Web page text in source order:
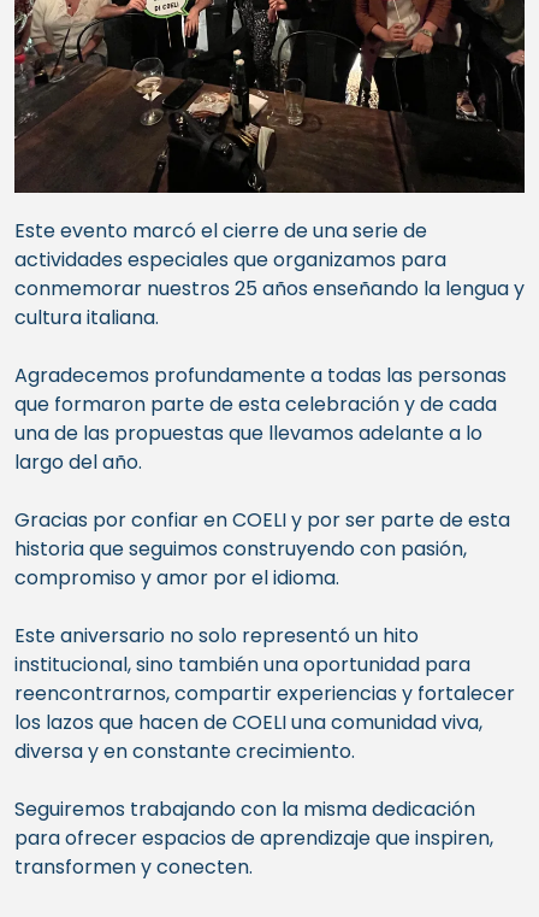
Este evento marcó el cierre de una serie de
actividades especiales que organizamos para
conmemorar nuestros 25 años enseñando la lengua y
cultura italiana.
Agradecemos profundamente a todas las personas
que formaron parte de esta celebración y de cada
una de las propuestas que llevamos adelante a lo
largo del año.
Gracias por confiar en COELI y por ser parte de esta
historia que seguimos construyendo con pasión,
compromiso y amor por el idioma.
Este aniversario no solo representó un hito
institucional, sino también una oportunidad para
reencontrarnos, compartir experiencias y fortalecer
los lazos que hacen de COELI una comunidad viva,
diversa y en constante crecimiento.
Seguiremos trabajando con la misma dedicación
para ofrecer espacios de aprendizaje que inspiren,
transformen y conecten.